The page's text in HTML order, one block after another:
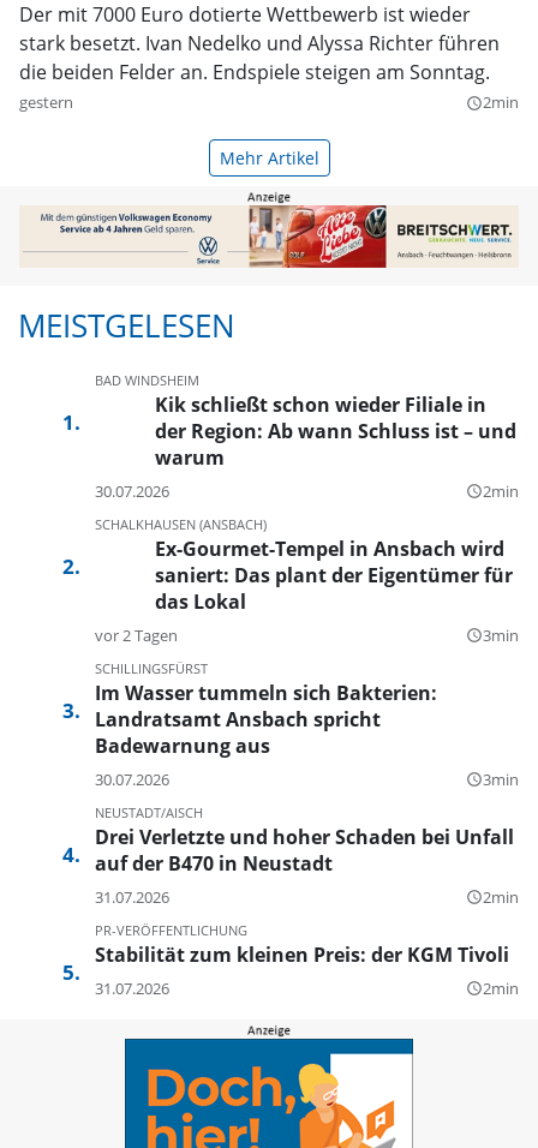
Der mit 7000 Euro dotierte Wettbewerb ist wieder
stark besetzt. Ivan Nedelko und Alyssa Richter führen
die beiden Felder an. Endspiele steigen am Sonntag.
gestern query_builder2min
Mehr Artikel
MEISTGELESEN
BAD WINDSHEIM
Kik schließt schon wieder Filiale in
der Region: Ab wann Schluss ist – und
warum
30.07.2026 query_builder2min
SCHALKHAUSEN (ANSBACH)
Ex-Gourmet-Tempel in Ansbach wird
saniert: Das plant der Eigentümer für
das Lokal
vor 2 Tagen query_builder3min
SCHILLINGSFÜRST
Im Wasser tummeln sich Bakterien:
Landratsamt Ansbach spricht
Badewarnung aus
30.07.2026 query_builder3min
NEUSTADT/AISCH
Drei Verletzte und hoher Schaden bei Unfall
auf der B470 in Neustadt
31.07.2026 query_builder2min
PR-VERÖFFENTLICHUNG
Stabilität zum kleinen Preis: der KGM Tivoli
31.07.2026 query_builder2min